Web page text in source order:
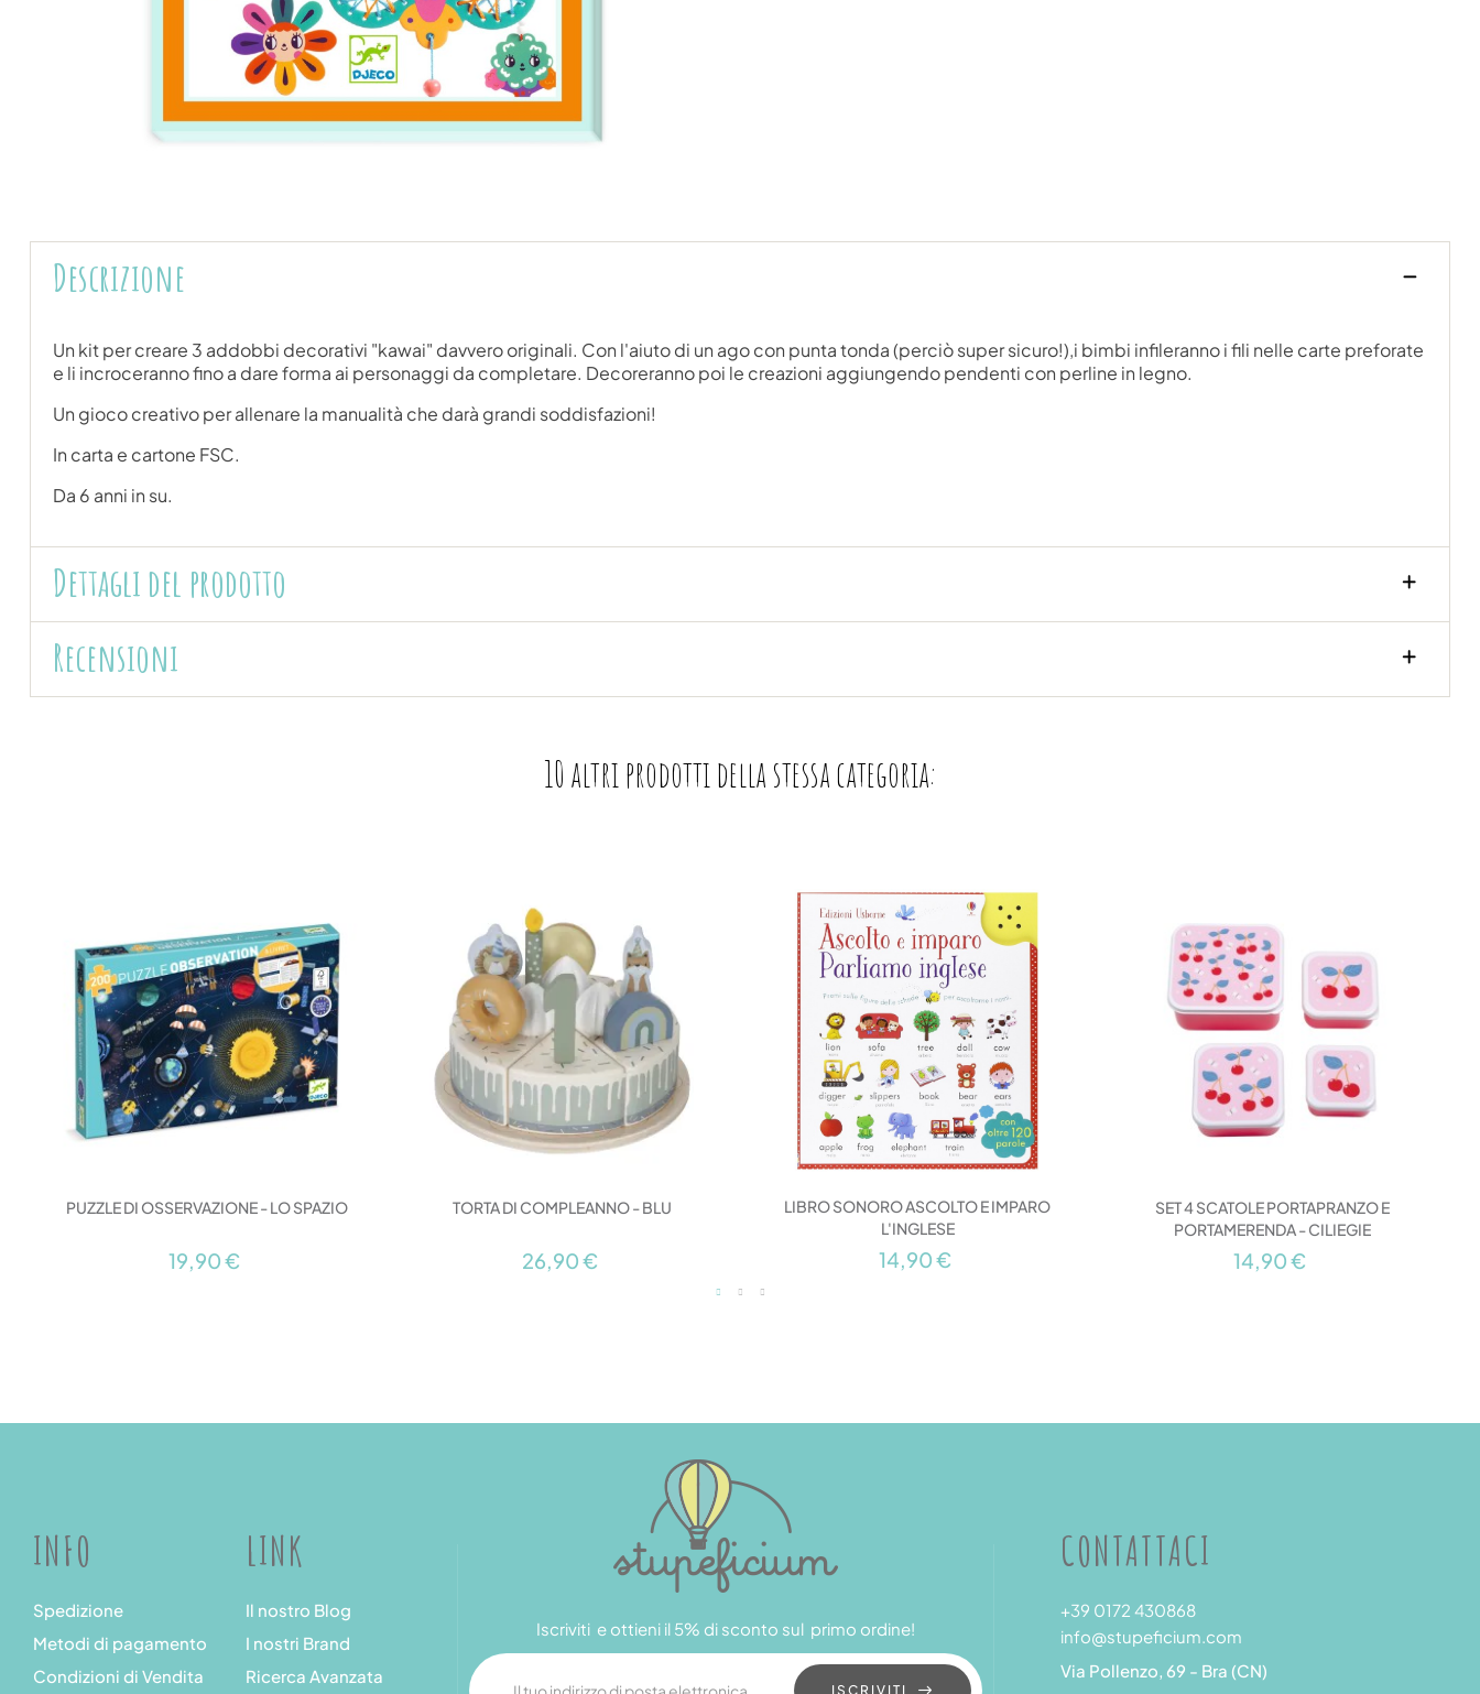
Descrizione
Un kit per creare 3 addobbi decorativi "kawai" davvero originali. Con l'aiuto di un ago con punta tonda (perciò super sicuro!),i bimbi infileranno i fili nelle carte preforate
e li incroceranno fino a dare forma ai personaggi da completare. Decoreranno poi le creazioni aggiungendo pendenti con perline in legno.
Un gioco creativo per allenare la manualità che darà grandi soddisfazioni!
In carta e cartone FSC.
Da 6 anni in su.
Dettagli del prodotto
Recensioni
10 altri prodotti della stessa categoria:
PUZZLE DI OSSERVAZIONE - LO SPAZIO
19,90 €
TORTA DI COMPLEANNO - BLU
26,90 €
LIBRO SONORO ASCOLTO E IMPARO
L'INGLESE
14,90 €
SET 4 SCATOLE PORTAPRANZO E
PORTAMERENDA - CILIEGIE
14,90 €
INFO
Spedizione
Metodi di pagamento
Condizioni di Vendita
LINK
Il nostro Blog
I nostri Brand
Ricerca Avanzata
Iscriviti e ottieni il 5% di sconto sul primo ordine!
ISCRIVITI
CONTATTACI
+39 0172 430868
info@stupeficium.com
Via Pollenzo, 69 - Bra (CN)